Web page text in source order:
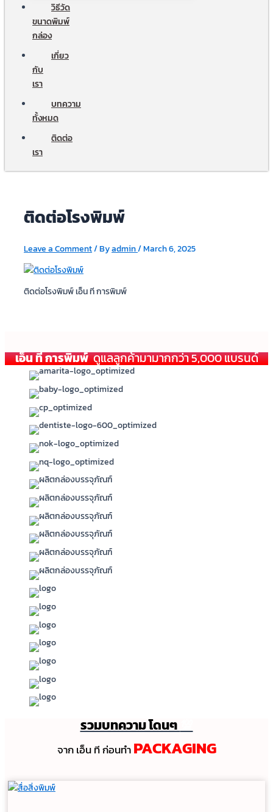
วิธีวัด
ขนาดพิมพ์
กล่อง
เกี่ยว
กับ
เรา
บทความ
ทั้งหมด
ติดต่อ
เรา
ติดต่อโรงพิมพ์
Leave a Comment/ Byadmin/March 6, 2025
ติดต่อโรงพิมพ์ เอ็น ที การพิมพ์
เอ็น ที การพิมพ์ดูแลลูกค้ามามากกว่า 5,000 แบรนด์
รวมบทความ โดนๆ
จาก เอ็น ที ก่อนทํา PACKAGING